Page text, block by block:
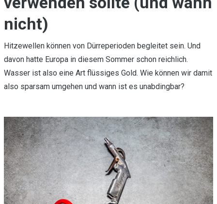
nicht)
Hitzewellen können von Dürreperioden begleitet sein. Und
davon hatte Europa in diesem Sommer schon reichlich.
Wasser ist also eine Art flüssiges Gold. Wie können wir damit
also sparsam umgehen und wann ist es unabdingbar?